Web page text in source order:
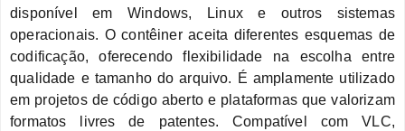
disponível em Windows, Linux e outros sistemas
operacionais. O contêiner aceita diferentes esquemas de
codificação, oferecendo flexibilidade na escolha entre
qualidade e tamanho do arquivo. É amplamente utilizado
em projetos de código aberto e plataformas que valorizam
formatos livres de patentes. Compatível com VLC,